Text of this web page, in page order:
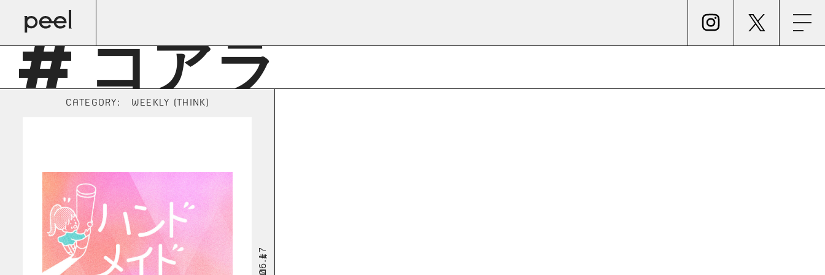
# コアラ
CATEGORY: WEEKLY (THINK)